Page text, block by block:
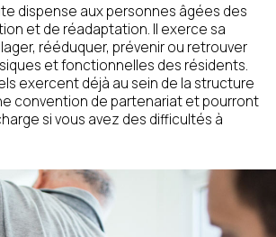
dispense aux personnes âgées des
et de réadaptation. Il exerce sa
rééduquer, prévenir ou retrouver
et fonctionnelles des résidents.
exercent déjà au sein de la structure
convention de partenariat et pourront
si vous avez des difficultés à